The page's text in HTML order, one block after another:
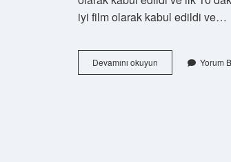
iyi film olarak kabul edildi ve…
Devamını okuyun
Filmi
Yorum